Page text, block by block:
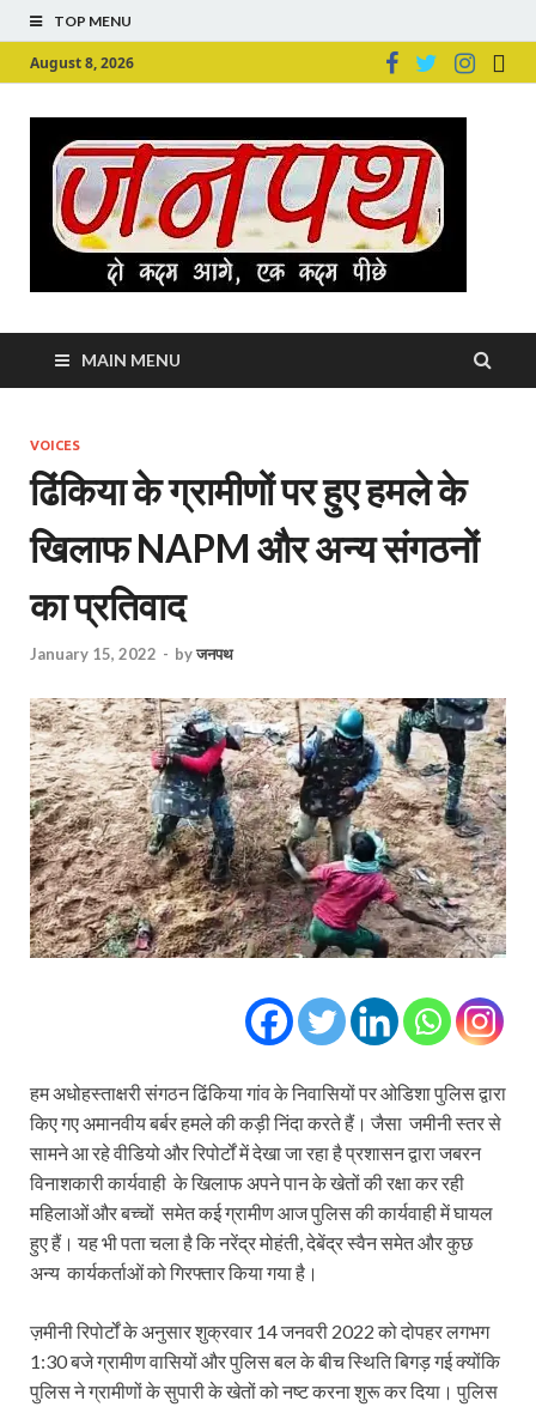
TOP MENU
August 8, 2026
MAIN MENU
VOICES
ढिंकिया के ग्रामीणों पर हुए हमले के
खिलाफ NAPM और अन्य संगठनों
का प्रतिवाद
January 15, 2022 - byजनपथ
हम अधोहस्ताक्षरी संगठन ढिंकिया गांव के निवासियों पर ओडिशा पुलिस द्वारा
किए गए अमानवीय बर्बर हमले की कड़ी निंदा करते हैं। जैसा जमीनी स्तर से
सामने आ रहे वीडियो और रिपोर्टों में देखा जा रहा है प्रशासन द्वारा जबरन
विनाशकारी कार्यवाही के खिलाफ अपने पान के खेतों की रक्षा कर रही
महिलाओं और बच्चों समेत कई ग्रामीण आज पुलिस की कार्यवाही में घायल
हुए हैं। यह भी पता चला है कि नरेंद्र मोहंती, देबेंद्र स्वैन समेत और कुछ
अन्य कार्यकर्ताओं को गिरफ्तार किया गया है।
ज़मीनी रिपोर्टों के अनुसार शुक्रवार 14 जनवरी 2022 को दोपहर लगभग
1:30 बजे ग्रामीण वासियों और पुलिस बल के बीच स्थिति बिगड़ गई क्योंकि
पुलिस ने ग्रामीणों के सुपारी के खेतों को नष्ट करना शुरू कर दिया। पुलिस